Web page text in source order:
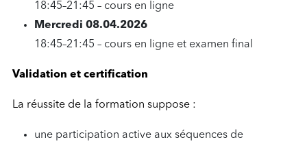
18:45–21:45 – cours en ligne
Mercredi 08.04.2026
18:45–21:45 – cours en ligne et examen final
Validation et certification
La réussite de la formation suppose :
une participation active aux séquences de